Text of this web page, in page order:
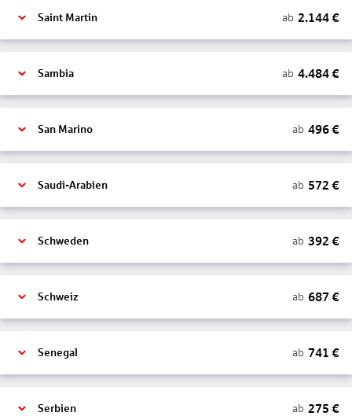
Saint Martin ab 2.144€
Sambia ab 4.484€
San Marino ab 496€
Saudi-Arabien ab 572 €
Schweden ab 392 €
Schweiz ab 687 €
Senegal ab 741 €
Serbien ab 275 €